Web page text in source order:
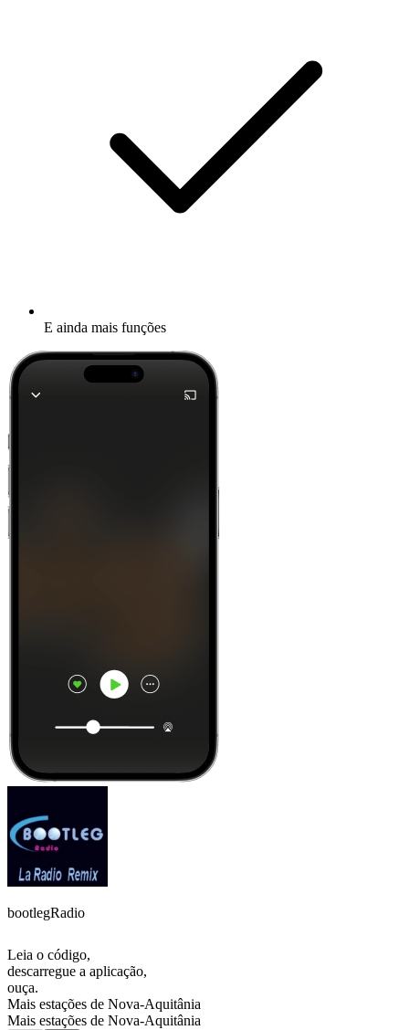
E ainda mais funções
bootlegRadio
Leia o código,
descarregue a aplicação,
ouça.
Mais estações de Nova-Aquitânia
Mais estações de Nova-Aquitânia